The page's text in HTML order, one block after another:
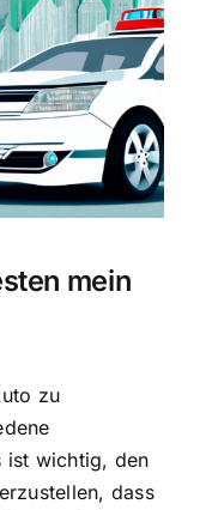
mein
zu
ist wichtig, den
dass